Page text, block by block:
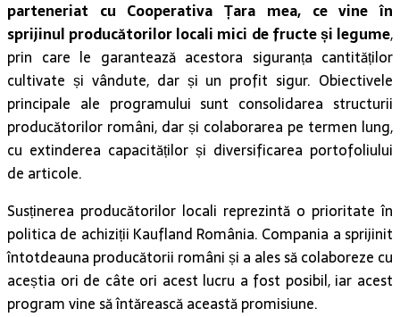
parteneriat cu Cooperativa Țara mea, ce vine în
sprijinul producătorilor locali mici de fructe și legume,
prin care le garantează acestora siguranța cantităților
cultivate și vândute, dar și un profit sigur. Obiectivele
principale ale programului sunt consolidarea structurii
producătorilor români, dar și colaborarea pe termen lung,
cu extinderea capacităților și diversificarea portofoliului
de articole.
Susținerea producătorilor locali reprezintă o prioritate în
politica de achiziții Kaufland România. Compania a sprijinit
întotdeauna producătorii români și a ales să colaboreze cu
aceștia ori de câte ori acest lucru a fost posibil, iar acest
program vine să întărească această promisiune.